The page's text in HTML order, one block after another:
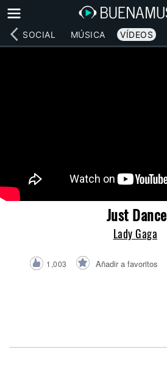
RED SOCIAL MÚSICA VÍDEOS
Just Dance
Lady Gaga
1,003 Añadir a favoritos